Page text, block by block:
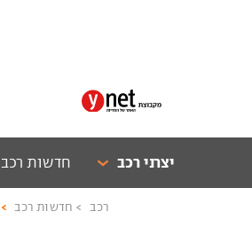
יצרני רכב חדשות רכב
רכב חדשות רכב